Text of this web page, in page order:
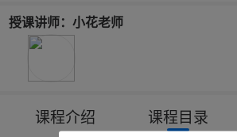
授课讲师：小花老师
课程介绍 课程目录